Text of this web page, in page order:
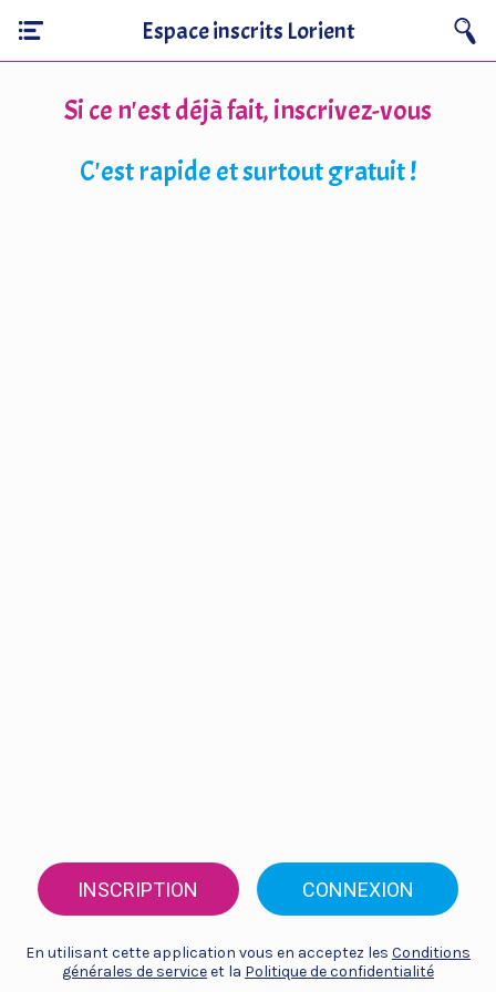
Espace inscrits Lorient
Si ce n'est déjà fait, inscrivez-vous
C'est rapide et surtout gratuit !
INSCRIPTION CONNEXION
En utilisant cette application vous en acceptez les Conditions
générales de serviceet la Politique de confidentialité